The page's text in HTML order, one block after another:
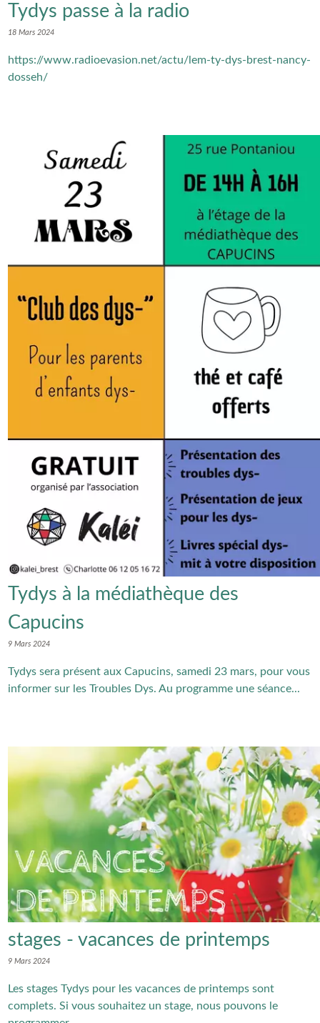
Tydys passe à la radio
18 Mars 2024
https://www.radioevasion.net/actu/lem-ty-dys-brest-nancy-
dosseh/
Tydys à la médiathèque des
Capucins
9 Mars 2024
Tydys sera présent aux Capucins, samedi 23 mars, pour vous
informer sur les Troubles Dys. Au programme une séance...
stages - vacances de printemps
9 Mars 2024
Les stages Tydys pour les vacances de printemps sont
complets. Si vous souhaitez un stage, nous pouvons le